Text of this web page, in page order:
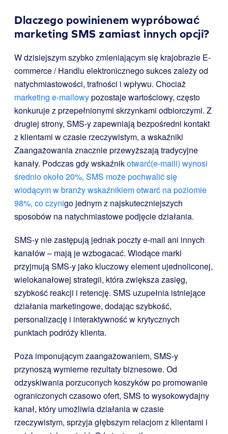
Dlaczego powinienem wypróbować
marketing SMS zamiast innych opcji?
W dzisiejszym szybko zmieniającym się krajobrazie E-
commerce / Handlu elektronicznego sukces zależy od
natychmiastowości, trafności i wpływu. Chociaż
marketing e-mailowypozostaje wartościowy, często
konkuruje z przepełnionymi skrzynkami odbiorczymi. Z
drugiej strony, SMS-y zapewniają bezpośredni kontakt
z klientami w czasie rzeczywistym, a wskaźniki
Zaangażowania znacznie przewyższają tradycyjne
kanały. Podczas gdy wskaźnikotwarć(e-maili) wynosi
średnio około 20%, SMS może pochwalić się
wiodącym w branży wskaźnikiem otwarć na poziomie
98%, co czynigo jednym z najskuteczniejszych
sposobów na natychmiastowe podjęcie działania.
SMS-y nie zastępują jednak poczty e-mail ani innych
kanałów – mają je wzbogacać. Wiodące marki
przyjmują SMS-y jako kluczowy element ujednoliconej,
wielokanałowej strategii, która zwiększa zasięg,
szybkość reakcji i retencję. SMS uzupełnia istniejące
działania marketingowe, dodając szybkość,
personalizację i interaktywność w krytycznych
punktach podróży klienta.
Poza imponującym zaangażowaniem, SMS-y
przynoszą wymierne rezultaty biznesowe. Od
odzyskiwania porzuconych koszyków po promowanie
ograniczonych czasowo ofert, SMS to wysokowydajny
kanał, który umożliwia działania w czasie
rzeczywistym, sprzyja głębszym relacjom z klientami i